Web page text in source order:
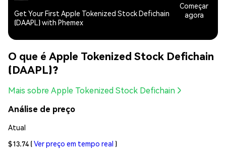
Get Your First Apple Tokenized Stock Defichain
(DAAPL) with Phemex
Começar
agora
O que é Apple Tokenized Stock Defichain
(DAAPL)?
Mais sobre Apple Tokenized Stock Defichain
Análise de preço
Atual
$13.74 (Ver preço em tempo real )